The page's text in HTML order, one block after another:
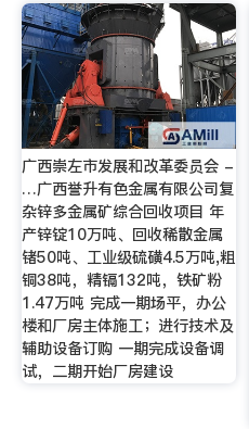
广西崇左市发展和改革委员会 -
…广西誉升有色金属有限公司复
杂锌多金属矿综合回收项目 年
产锌锭10万吨、回收稀散金属
锗50吨、工业级硫磺4.5万吨,粗
铜38吨，精镉132吨，铁矿粉
1.47万吨 完成一期场平，办公
楼和厂房主体施工；进行技术及
辅助设备订购 一期完成设备调
试，二期开始厂房建设